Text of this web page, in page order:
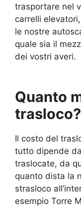
trasportare nel
carrelli
le nostre
quale sia il
dei vostri averi.
Quanto
trasloco?
Il costo del
tutto dipende
traslocate, da
quanto dista la
strasloco
esempio Torre